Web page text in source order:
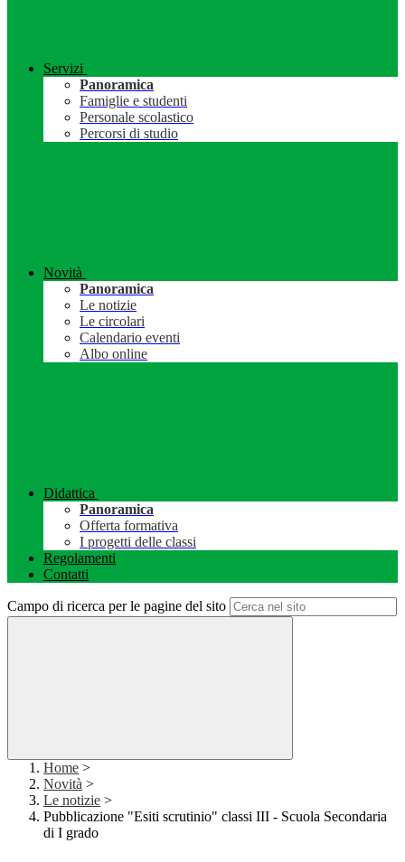
Servizi
Panoramica
Famiglie e studenti
Personale scolastico
Percorsi di studio
Novità
Panoramica
Le notizie
Le circolari
Calendario eventi
Albo online
Didattica
Panoramica
Offerta formativa
I progetti delle classi
Regolamenti
Contatti
Campo di ricerca per le pagine del sito
Home >
Novità >
Le notizie >
Pubblicazione "Esiti scrutinio" classi III - Scuola Secondaria
di I grado